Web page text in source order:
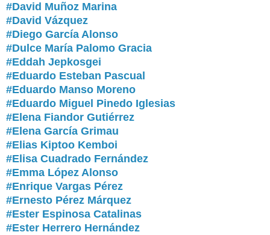
#David Muñoz Marina
#David Vázquez
#Diego García Alonso
#Dulce María Palomo Gracia
#Eddah Jepkosgei
#Eduardo Esteban Pascual
#Eduardo Manso Moreno
#Eduardo Miguel Pinedo Iglesias
#Elena Fiandor Gutiérrez
#Elena García Grimau
#Elias Kiptoo Kemboi
#Elisa Cuadrado Fernández
#Emma López Alonso
#Enrique Vargas Pérez
#Ernesto Pérez Márquez
#Ester Espinosa Catalinas
#Ester Herrero Hernández